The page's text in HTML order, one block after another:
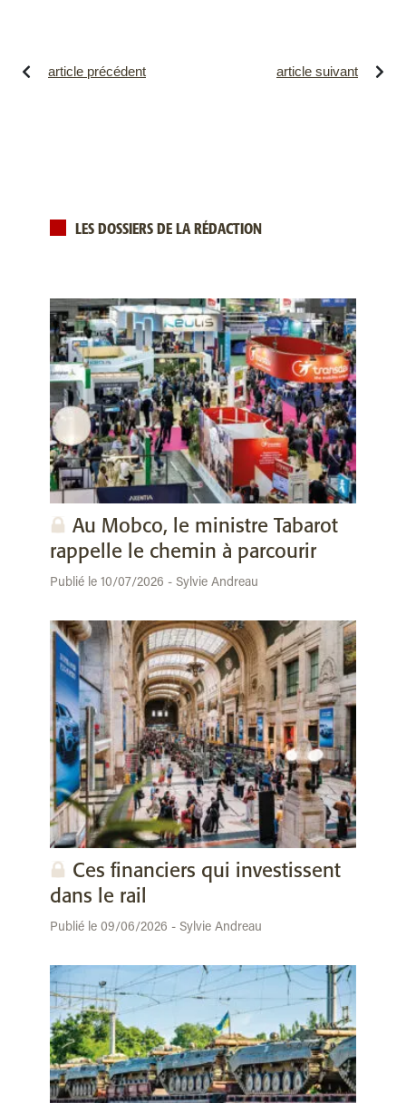
article précédent article suivant
LES DOSSIERS DE LA RÉDACTION
Au Mobco, le ministre Tabarot
rappelle le chemin à parcourir
Publié le 10/07/2026 - Sylvie Andreau
Ces financiers qui investissent
dans le rail
Publié le 09/06/2026 - Sylvie Andreau